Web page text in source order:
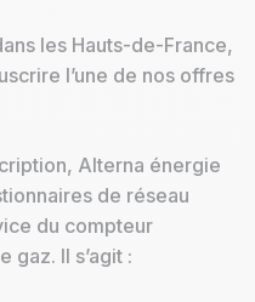
les Hauts-de-France,
l’une de nos offres
Alterna énergie
de réseau
du compteur
gaz. Il s’agit :